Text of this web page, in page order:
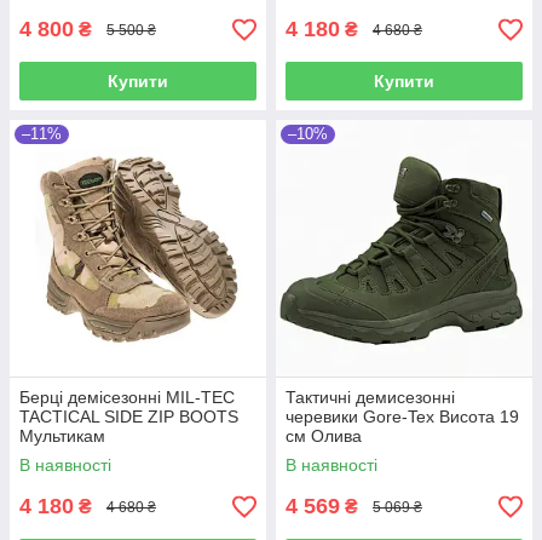
4 800 ₴ 5 500 ₴
Купити
4 180 ₴ 4 680 ₴
Купити
–11%
Берці демісезонні MIL-TEC
TACTICAL SIDE ZIP BOOTS
Мультикам
В наявності
4 180 ₴ 4 680 ₴
–10%
Тактичні демисезонні
черевики Gore-Tex Висота 19
см Олива
В наявності
4 569 ₴ 5 069 ₴